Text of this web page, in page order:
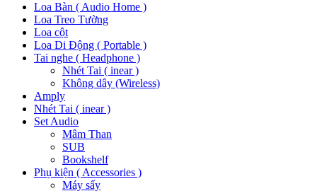
Loa Bàn ( Audio Home )
Loa Treo Tường
Loa cột
Loa Di Động ( Portable )
Tai nghe ( Headphone )
Nhét Tai ( inear )
Không dây (Wireless)
Amply
Nhét Tai ( inear )
Set Audio
Mâm Than
SUB
Bookshelf
Phụ kiện ( Accessories )
Máy sấy